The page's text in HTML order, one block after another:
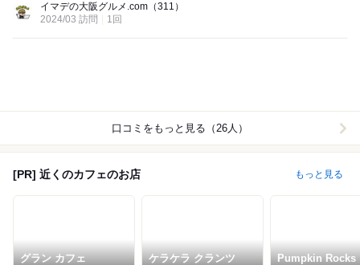
イマデの大阪グルメ.com （311）
2024/03 訪問
1回
口コミをもっと見る（26人）
[PR] 近くのカフェのお店 もっと見る
グラン カフェ ケラケラ クランツ Pumpkin Rocks